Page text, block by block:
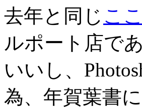
去年と同じ ここ
ルポート店で
いいし、
為、年賀葉書